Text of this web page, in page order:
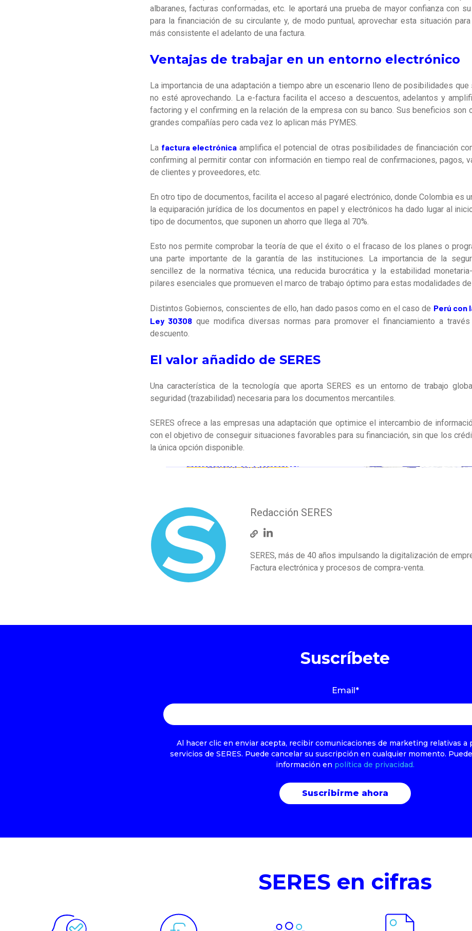
albaranes, facturas conformadas, etc. le aportará una prueba de mayor confianza con
para la financiación de su circulante y, de modo puntual, aprovechar esta situación
más consistente el adelanto de una factura.
Ventajas de trabajar en un entorno electrónico
La importancia de una adaptación a tiempo abre un escenario lleno de posibilidades
no esté aprovechando. La e-factura facilita el acceso a descuentos, adelantos y
factoring y el confirming en la relación de la empresa con su banco. Sus beneficios son
grandes compañías pero cada vez lo aplican más PYMES.
La factura electrónica amplifica el potencial de otras posibilidades de financiación
confirming al permitir contar con información en tiempo real de confirmaciones, pagos,
de clientes y proveedores, etc.
En otro tipo de documentos, facilita el acceso al pagaré electrónico, donde Colombia es
la equiparación jurídica de los documentos en papel y electrónicos ha dado lugar al
tipo de documentos, que suponen un ahorro que llega al 70%.
Esto nos permite comprobar la teoría de que el éxito o el fracaso de los planes o
una parte importante de la garantía de las instituciones. La importancia de la
sencillez de la normativa técnica, una reducida burocrática y la estabilidad
pilares esenciales que promueven el marco de trabajo óptimo para estas modalidades
Distintos Gobiernos, conscientes de ello, han dado pasos como en el caso de Perú con
Ley 30308 que modifica diversas normas para promover el financiamiento a
descuento.
El valor añadido de SERES
Una característica de la tecnología que aporta SERES es un entorno de trabajo
seguridad (trazabilidad) necesaria para los documentos mercantiles.
SERES ofrece a las empresas una adaptación que optimice el intercambio de
con el objetivo de conseguir situaciones favorables para su financiación, sin que los
la única opción disponible.
Redacción SERES
SERES, más de 40 años impulsando la digitalización de
Factura electrónica y procesos de compra-venta.
Suscríbete
Email *
Al hacer clic en enviar acepta, recibir comunicaciones de marketing relativas a
servicios de SERES. Puede cancelar su suscripción en cualquier momento.
información en política de privacidad.
SERES en cifras